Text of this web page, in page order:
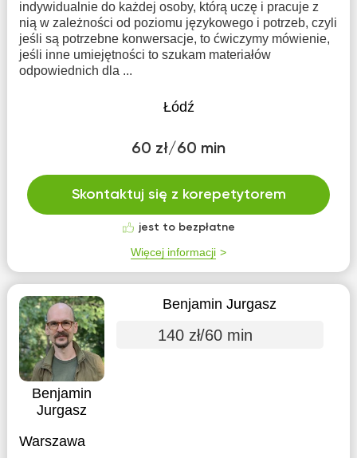
indywidualnie do każdej osoby, którą uczę i pracuje z
nią w zależności od poziomu językowego i potrzeb, czyli
jeśli są potrzebne konwersacje, to ćwiczymy mówienie,
jeśli inne umiejętności to szukam materiałów
odpowiednich dla ...
Łódź
60 zł/60 min
Skontaktuj się z korepetytorem
jest to bezpłatne
Więcej informacji
Benjamin
Jurgasz
Benjamin Jurgasz
140 zł/60 min
Warszawa